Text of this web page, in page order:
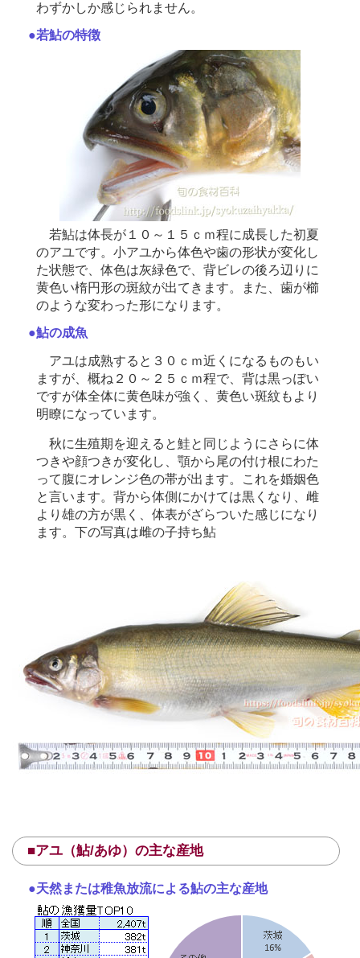
わずかしか感じられません。
●若鮎の特徴
若鮎は体長が１０～１５ｃｍ程に成長した初夏
のアユです。小アユから体色や歯の形状が変化し
た状態で、体色は灰緑色で、背ビレの後ろ辺りに
黄色い楕円形の斑紋が出てきます。また、歯が櫛
のような変わった形になります。
●鮎の成魚
アユは成熟すると３０ｃｍ近くになるものもい
ますが、概ね２０～２５ｃｍ程で、背は黒っぽい
ですが体全体に黄色味が強く、黄色い斑紋もより
明瞭になっています。
秋に生殖期を迎えると鮭と同じようにさらに体
つきや顔つきが変化し、顎から尾の付け根にわた
って腹にオレンジ色の帯が出ます。これを婚姻色
と言います。背から体側にかけては黒くなり、雌
より雄の方が黒く、体表がざらついた感じになり
ます。下の写真は雌の子持ち鮎
■アユ（鮎/あゆ）の主な産地
●天然または稚魚放流による鮎の主な産地